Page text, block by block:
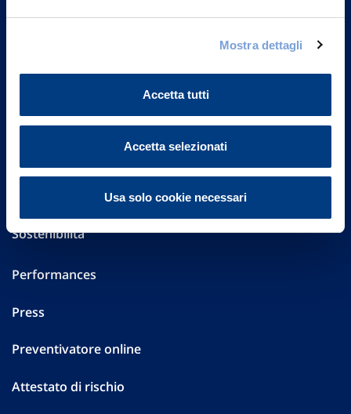
Mostra dettagli
Accetta tutti
Accetta selezionati
Usa solo cookie necessari
Governance
Altre informazioni
Sostenibilità
Performances
Press
Preventivatore online
Attestato di rischio